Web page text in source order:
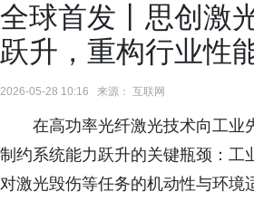
全球首发丨思创激
跃升，重构行业性
2026-05-28 10:16 来源： 互联网
在高功率光纤激光技术向工业
制约系统能力跃升的关键瓶颈：工
对激光毁伤等任务的机动性与环境